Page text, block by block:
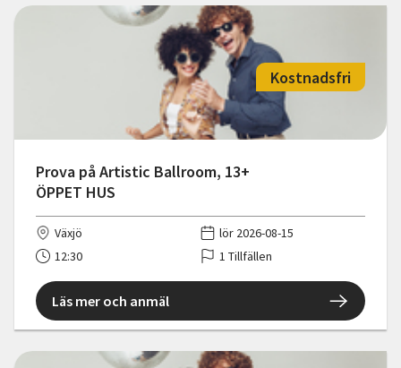
Prova på Artistic Ballroom, 13+
ÖPPET HUS
Kostnadsfri
Växjö
lör 2026-08-15
12:30
1 Tillfällen
Läs mer och anmäl